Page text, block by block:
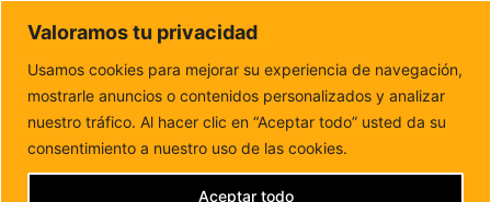
Valoramos tu privacidad
Usamos cookies para mejorar su experiencia de navegación,
mostrarle anuncios o contenidos personalizados y analizar
nuestro tráfico. Al hacer clic en “Aceptar todo” usted da su
consentimiento a nuestro uso de las cookies.
Aceptar todo
DUNAS FM
Tu informacion de forma cercana
Inicio FUERTEVENTURA
Lola García celebra que
Fuerteventura reciba bonificación al carburante como las
islas...
LOLA GARCÍA CELEBRA